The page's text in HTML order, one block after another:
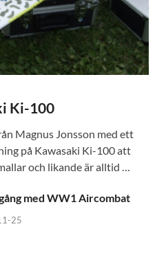
Ki-100
Magnus Jonsson med ett
på Kawasaki Ki-100 att
och likande är alltid …
med WW1 Aircombat
25